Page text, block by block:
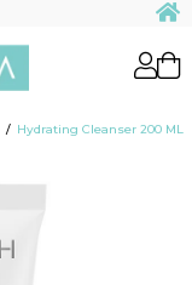
Hydrating Cleanser 200 ML